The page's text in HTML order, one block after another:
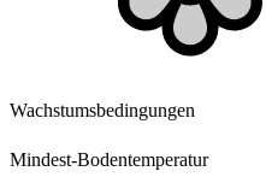
Wachstumsbedingungen
Mindest-Bodentemperatur